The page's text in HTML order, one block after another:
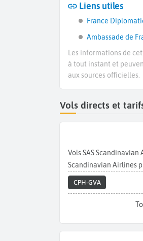
Liens utiles
France
Ambassade de
Les informations de
à tout instant et
aux sources officielles.
Vols directs et
Vols SAS
Scandinavian Airlines
CPH-GVA